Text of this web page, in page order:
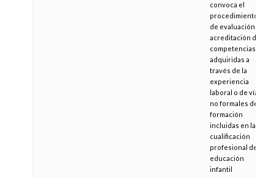
convoca el
procedimiento
de evaluación y
acreditación de
competencias
adquiridas a
través de la
experiencia
laboral o de vías
no formales de
formación
incluidas en la
cualificación
profesional de
educación
infantil